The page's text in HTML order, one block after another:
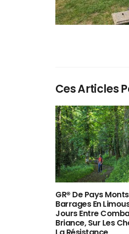
Ces Articles
GR® De Pays
Barrages En
Jours Entre
Briance, Sur Les